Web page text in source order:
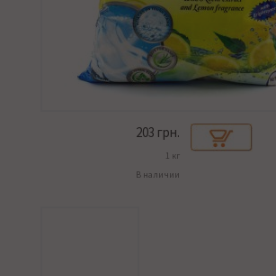
203 грн.
1 кг
В наличии